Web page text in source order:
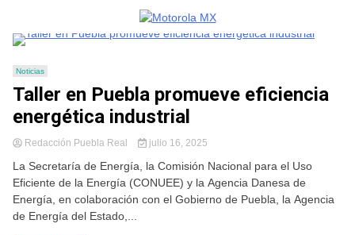
Noticias
Taller en Puebla promueve eficiencia
energética industrial
Redacción Puebla Real julio 16, 2025
La Secretaría de Energía, la Comisión Nacional para el Uso
Eficiente de la Energía (CONUEE) y la Agencia Danesa de
Energía, en colaboración con el Gobierno de Puebla, la Agencia
de Energía del Estado,...